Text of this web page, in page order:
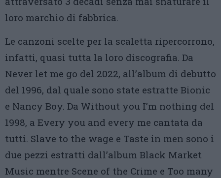
loro marchio di fabbrica.
Le canzoni scelte per la scaletta ripercorrono,
infatti, quasi tutta la loro discografia. Da
Never let me go del 2022, all’album di debutto
del 1996, dal quale sono state estratte Bionic
e Nancy Boy. Da Without you I’m nothing del
1998, a Every you and every me cantata da
tutti. Slave to the wage e Taste in men sono i
due pezzi estratti dall’album Black Market
Music mentre Scene of the Crime e Too many